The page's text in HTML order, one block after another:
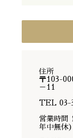
住所
〒103-
－11
TEL 03-
営業時間
年中無休）